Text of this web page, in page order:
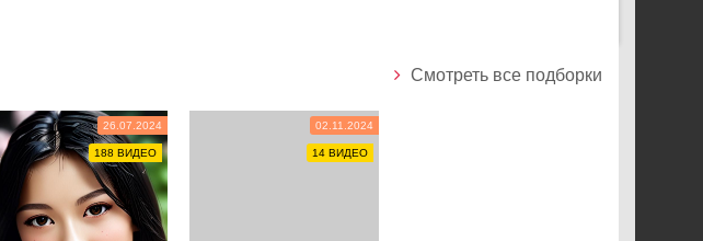
Смотреть все подборки
26.07.2024
188 ВИДЕО
02.11.2024
14 ВИДЕО